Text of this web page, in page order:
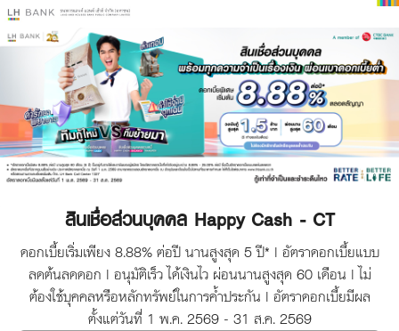
สินเชื่อส่วนบุคคล Happy Cash - CT
ดอกเบี้ยเริ่มเพียง 8.88% ต่อปี นานสูงสุด 5 ปี* | อัตราดอกเบี้ยแบบ
ลดต้นลดดอก | อนุมัติเร็ว ได้เงินไว ผ่อนนานสูงสุด 60 เดือน | ไม่
ต้องใช้บุคคลหรือหลักทรัพย์ในการค้ำประกัน | อัตราดอกเบี้ยมีผล
ตั้งแต่วันที่ 1 พ.ค. 2569 - 31 ส.ค. 2569